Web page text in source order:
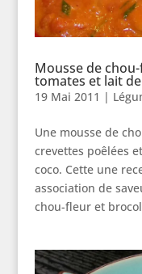
Mousse de
tomates et lait
19 Mai 2011 |
Une mousse de
crevettes poêlées
coco. Cette une
association de
chou-fleur et